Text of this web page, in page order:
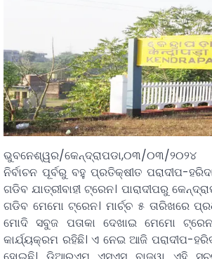
ଭୁବନେଶ୍ୱର/କେନ୍ଦ୍ରାପଡା,୦୩/୦୩/
ନିର୍ବାଚନ ପୂର୍ବରୁ ବହୁ ପ୍ରତିକ୍ଷୀତ ପରାଦୀପ-
ଗଡିବ ଯାତ୍ରୀବାହୀ ଟ୍ରେନ। ପାରାଦୀପରୁ
ଗଡିବ ମେମୋ ଟ୍ରେନ। ମାର୍ଚ୍ଚ ୫ ତାରିଖରେ
ମୋଦି ସବୁଜ ପତାକା ଦେଖାଇ ମେମୋ
କାର୍ଯ୍ୟକ୍ରମ ରହିଛି। ଏ ନେଇ ଆଜି ପରାଦୀପ-